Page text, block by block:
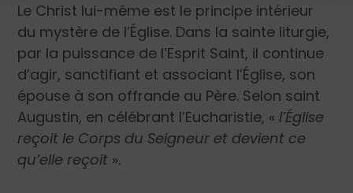
Le Christ lui-même est le principe intérieur
du mystère de l’Église. Dans la sainte liturgie,
par la puissance de l’Esprit Saint, il continue
d’agir, sanctifiant et associant l’Église, son
épouse à son offrande au Père. Selon saint
Augustin, en célébrant l’Eucharistie, « l’Église
reçoit le Corps du Seigneur et devient ce
qu’elle reçoit ».